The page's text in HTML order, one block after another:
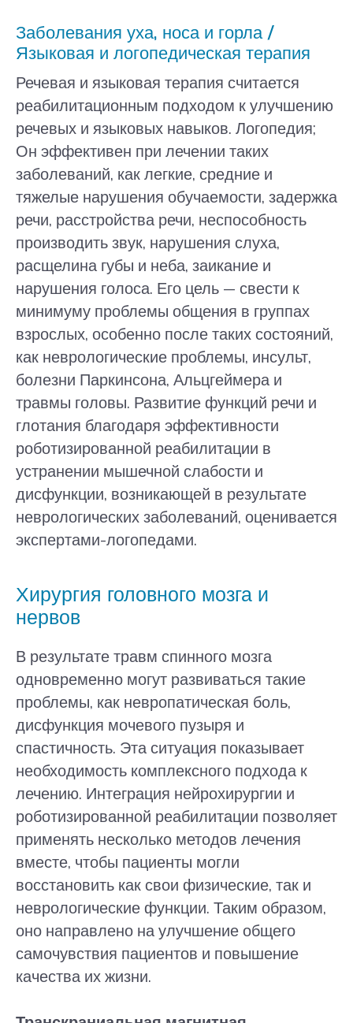
Заболевания уха, носа и горла /
Языковая и логопедическая терапия
Речевая и языковая терапия считается
реабилитационным подходом к улучшению
речевых и языковых навыков. Логопедия;
Он эффективен при лечении таких
заболеваний, как легкие, средние и
тяжелые нарушения обучаемости, задержка
речи, расстройства речи, неспособность
производить звук, нарушения слуха,
расщелина губы и неба, заикание и
нарушения голоса. Его цель — свести к
минимуму проблемы общения в группах
взрослых, особенно после таких состояний,
как неврологические проблемы, инсульт,
болезни Паркинсона, Альцгеймера и
травмы головы. Развитие функций речи и
глотания благодаря эффективности
роботизированной реабилитации в
устранении мышечной слабости и
дисфункции, возникающей в результате
неврологических заболеваний, оценивается
экспертами-логопедами.
Хирургия головного мозга и
нервов
В результате травм спинного мозга
одновременно могут развиваться такие
проблемы, как невропатическая боль,
дисфункция мочевого пузыря и
спастичность. Эта ситуация показывает
необходимость комплексного подхода к
лечению. Интеграция нейрохирургии и
роботизированной реабилитации позволяет
применять несколько методов лечения
вместе, чтобы пациенты могли
восстановить как свои физические, так и
неврологические функции. Таким образом,
оно направлено на улучшение общего
самочувствия пациентов и повышение
качества их жизни.